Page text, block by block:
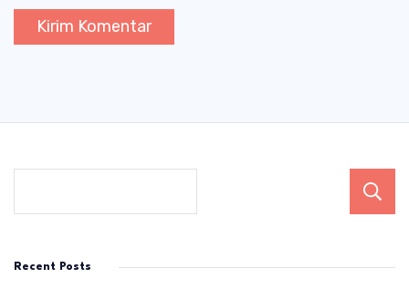
Recent Posts